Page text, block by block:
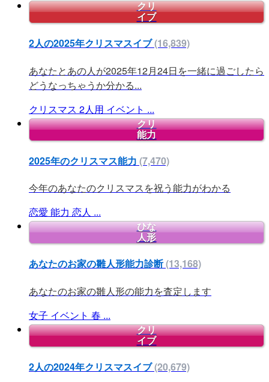
クリ
イブ
2人の2025年クリスマスイブ(16,839)
あなたとあの人が2025年12月24日を一緒に過ごしたら
どうなっちゃうか分かる...
クリスマス 2人用 イベント ...
クリ
能力
2025年のクリスマス能力 (7,470)
今年のあなたのクリスマスを祝う能力がわかる
恋愛 能力 恋人 ...
ひな
人形
あなたのお家の雛人形能力診断(13,168)
あなたのお家の雛人形の能力を査定します
女子 イベント 春 ...
クリ
イブ
2人の2024年クリスマスイブ(20,679)